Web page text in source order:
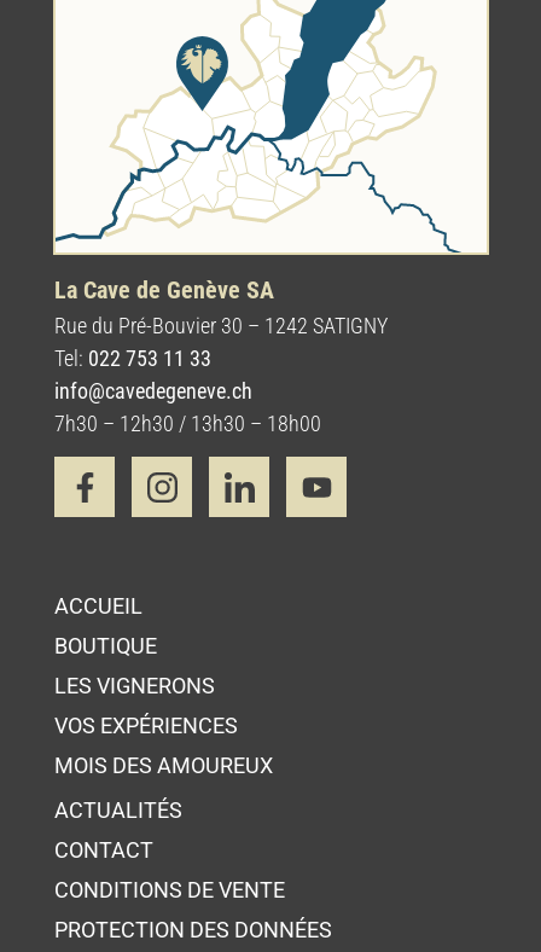
La Cave de Genève SA
Rue du Pré-Bouvier 30 – 1242 SATIGNY
Tel: 022 753 11 33
info@cavedegeneve.ch
7h30 – 12h30 / 13h30 – 18h00
ACCUEIL
BOUTIQUE
LES VIGNERONS
VOS EXPÉRIENCES
MOIS DES AMOUREUX
ACTUALITÉS
CONTACT
CONDITIONS DE VENTE
PROTECTION DES DONNÉES